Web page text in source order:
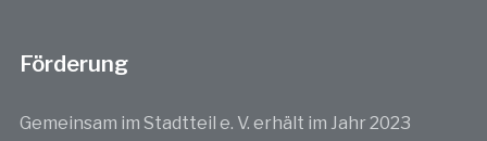
Förderung
Gemeinsam im Stadtteil e. V. erhält im Jahr 2023